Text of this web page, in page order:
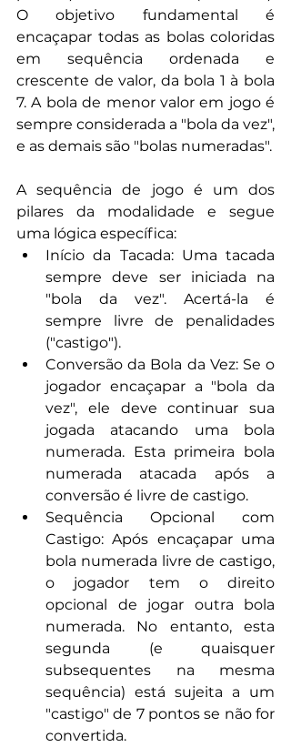
O objetivo fundamental é
encaçapar todas as bolas coloridas
em sequência ordenada e
crescente de valor, da bola 1 à bola
7. A bola de menor valor em jogo é
sempre considerada a "bola da vez",
e as demais são "bolas numeradas".
A sequência de jogo é um dos
pilares da modalidade e segue
uma lógica específica:
Início da Tacada: Uma tacada
sempre deve ser iniciada na
"bola da vez". Acertá-la é
sempre livre de penalidades
("castigo").
Conversão da Bola da Vez: Se o
jogador encaçapar a "bola da
vez", ele deve continuar sua
jogada atacando uma bola
numerada. Esta primeira bola
numerada atacada após a
conversão é livre de castigo.
Sequência Opcional com
Castigo: Após encaçapar uma
bola numerada livre de castigo,
o jogador tem o direito
opcional de jogar outra bola
numerada. No entanto, esta
segunda (e quaisquer
subsequentes na mesma
sequência) está sujeita a um
"castigo" de 7 pontos se não for
convertida.